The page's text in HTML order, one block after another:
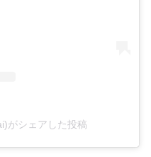
がシェアした投稿